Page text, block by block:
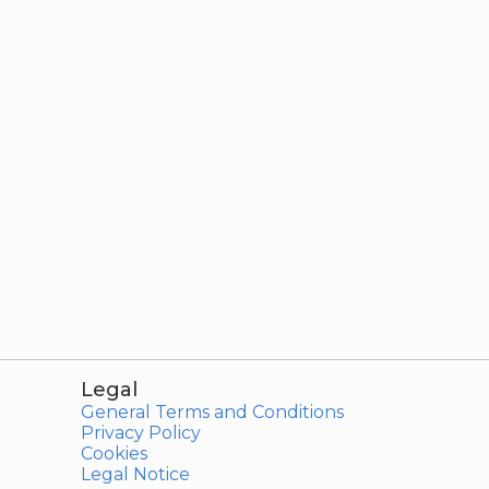
Legal
General Terms and Conditions
Privacy Policy
Cookies
Legal Notice